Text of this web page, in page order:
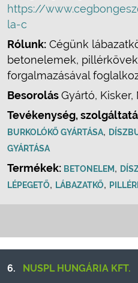
https://
la-c
Rólunk: Cégünk
betonelemek,
forgalmazásával
BesorolásGyártó, Kisker,
Tevékenység,
BURKOLÓKŐ GYÁRTÁSA,
GYÁRTÁSA
Termékek: BETONELEM,
LÉPEGETŐ, LÁBAZATKŐ,
6. NUSPL HUNGÁRIA KFT.